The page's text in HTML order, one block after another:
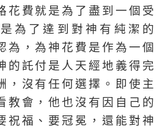
花費就是為了盡到一個受
為了達到對神有純潔的
為，為神花費是作為一個
的託付是人天經地義得完
，沒有任何選擇。即使主
教會，他也沒有因自己的
祝福、要冠冕，還能對神